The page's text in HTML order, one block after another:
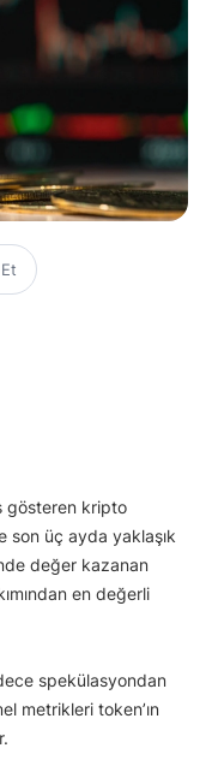
gösteren kripto
son üç ayda yaklaşık
değer kazanan
en değerli
spekülasyondan
metrikleri token’ın